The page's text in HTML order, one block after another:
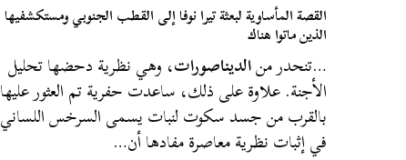
القصة المأساوية لبعثة تيرا نوفا إلى القطب الجنوبي ومستكشفيها
الذين ماتوا هناك
…تنحدر منالديناصورات، وهي نظرية دحضها تحليل
الأجنة. علاوة على ذلك، ساعدت حفرية تم العثور عليها
بالقرب من جسد سكوت لنبات يسمى السرخس اللساني
في إثبات نظرية معاصرة مفادها أن…